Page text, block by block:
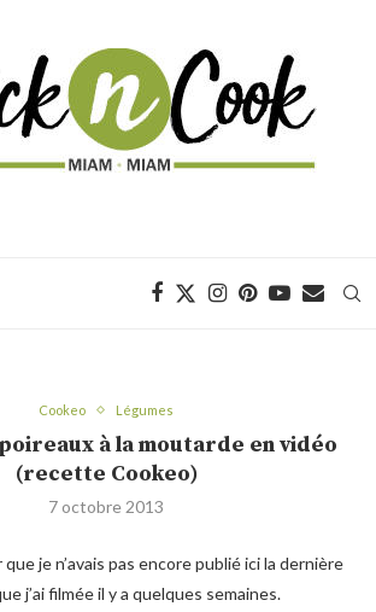
Cookeo Légumes
à la moutarde en vidéo
(recette Cookeo)
7 octobre 2013
que je n’avais pas encore publié ici la dernière
j’ai filmée il y a quelques semaines.